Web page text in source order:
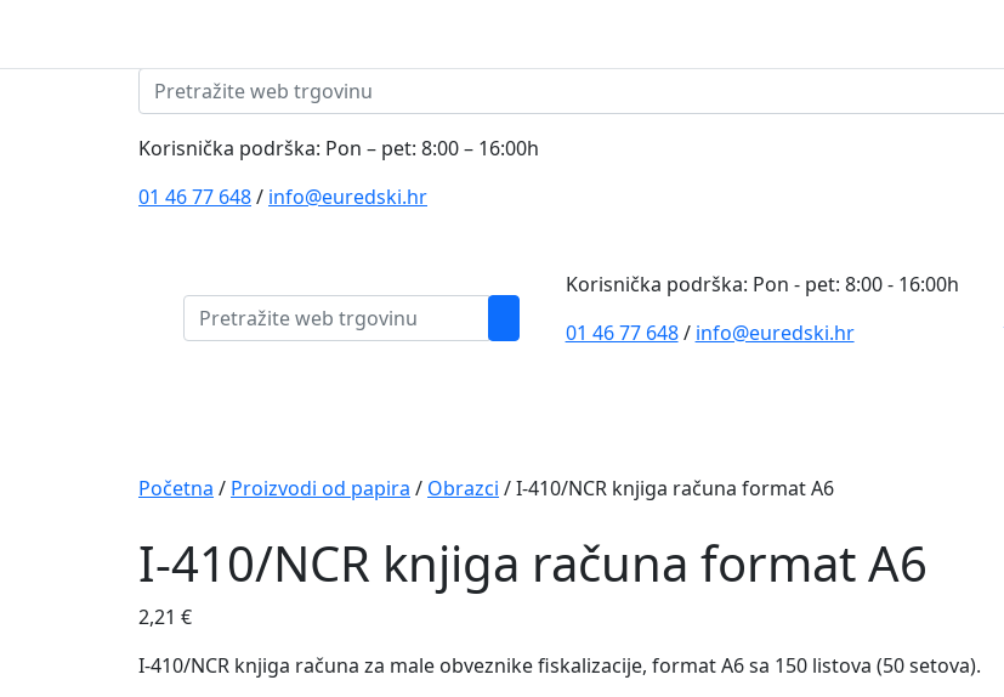
Pretraži:
Korisnička podrška: Pon – pet: 8:00 – 16:00h
01 46 77 648/ info@euredski.hr
Pretraži:
Korisnička podrška: Pon - pet: 8:00 - 16:00h
01 46 77 648/ info@euredski.hr
Navigation
Početna / Proizvodi od papira / Obrazci / I-410/NCR knjiga računa format A6
I-410/NCR knjiga računa format A6
2,21 €
I-410/NCR knjiga računa za male obveznike fiskalizacije, format A6 sa 150 listova (50 setova).